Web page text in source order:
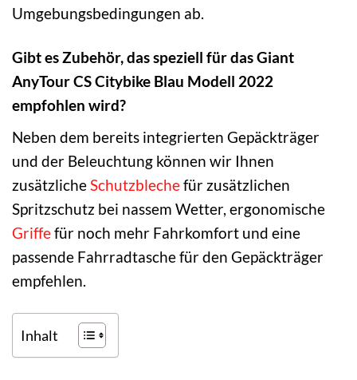
Umgebungsbedingungen ab.
Gibt es Zubehör, das speziell für das Giant
AnyTour CS Citybike Blau Modell 2022
empfohlen wird?
Neben dem bereits integrierten Gepäckträger
und der Beleuchtung können wir Ihnen
zusätzlicheSchutzblechefür zusätzlichen
Spritzschutz bei nassem Wetter, ergonomische
Griffefür noch mehr Fahrkomfort und eine
passende Fahrradtasche für den Gepäckträger
empfehlen.
Inhalt